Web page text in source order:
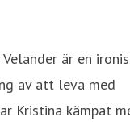
är en
av att leva med
Kristina kämpat